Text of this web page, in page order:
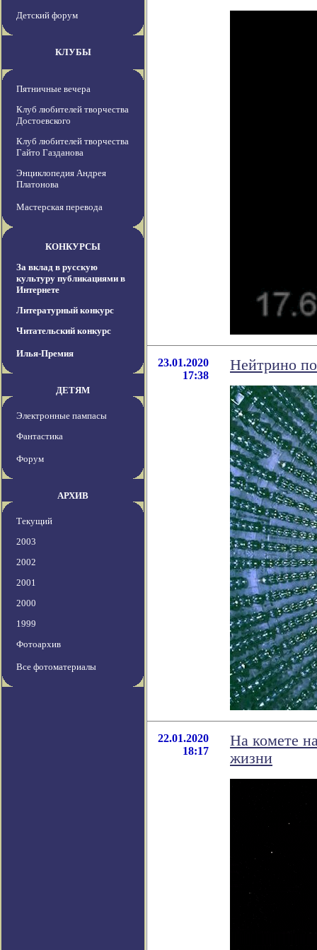
Детский форум
КЛУБЫ
Пятничные вечера
Клуб любителей творчества
Достоевского
Клуб любителей творчества
Гайто Газданова
Энциклопедия Андрея
Платонова
Мастерская перевода
КОНКУРСЫ
За вклад в русскую
культуру публикациями в
Интернете
Литературный конкурс
Читательский конкурс
Илья-Премия
ДЕТЯМ
Электронные пампасы
Фантастика
Форум
АРХИВ
Текущий
2003
2002
2001
2000
1999
Фотоархив
Все фотоматериалы
23.01.2020
17:38
Нейтрино
22.01.2020
18:17
На комете
жизни